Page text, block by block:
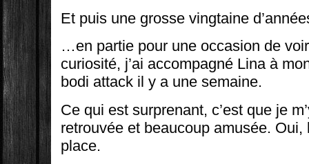
Et puis une grosse vingtaine
…en partie pour une occasion de
curiosité, j’ai accompagné Lina à
bodi attack il y a une semaine.
Ce qui est surprenant, c’est que je
retrouvée et beaucoup amusée. Oui,
place.